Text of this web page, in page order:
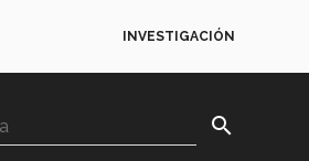
INVESTIGACIÓN
search